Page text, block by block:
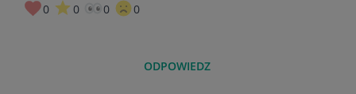
0 0 0 0
ODPOWIEDZ